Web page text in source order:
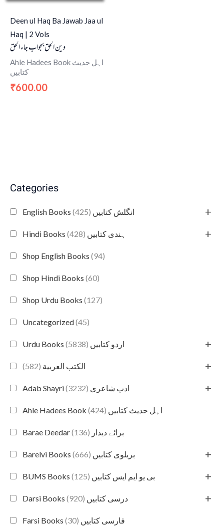
Categories
English Books انگلش کتابیں (425) +
Hindi Books ہندی کتابیں (428) +
Shop English Books (94)
Shop Hindi Books (60)
Shop Urdu Books (127)
Uncategorized(45)
Urdu Books اردو کتابیں (5838) +
الكتب العربية (582) +
Adab Shayri ادب شاعری (3232) +
Ahle Hadees Book اہل حدیث کتابیں (424)
Barae Deedar برائے دیدار (136)
Barelvi Books بریلوی کتابیں (666) +
BUMS Books بی یو ایم ایس کتابیں (125) +
Darsi Books درسی کتابیں (920) +
Farsi Books فارسی کتابیں (30)
Deen ul Haq Ba Jawab Jaa ul
Haq | 2 Vols
دین الحق بجواب جاء الحق
Ahle Hadees Book اہل حدیث
کتابیں
₹600.00